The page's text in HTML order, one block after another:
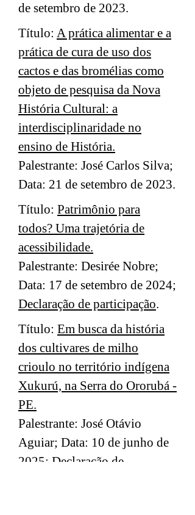
de setembro de 2023.
Título: A prática alimentar e a
prática de cura de uso dos
cactos e das bromélias como
objeto de pesquisa da Nova
História Cultural: a
interdisciplinaridade no
ensino de História.
Palestrante: José Carlos Silva;
Data: 21 de setembro de 2023.
Título: Patrimônio para
todos? Uma trajetória de
acessibilidade.
Palestrante: Desirée Nobre;
Data: 17 de setembro de 2024;
Declaração de participação.
Título: Em busca da história
dos cultivares de milho
crioulo no território indígena
Xukurú, na Serra do Ororubá -
PE.
Palestrante: José Otávio
Aguiar; Data: 10 de junho de
2025; Declaração de